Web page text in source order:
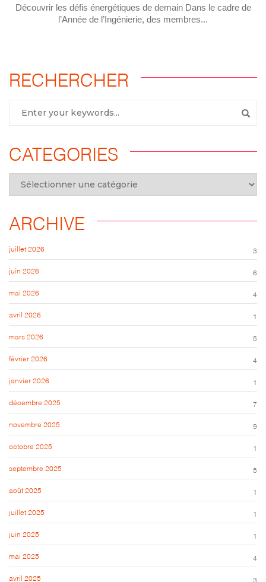
Découvrir les défis énergétiques de demain Dans le cadre de
l’Année de l’Ingénierie, des membres...
RECHERCHER
CATEGORIES
ARCHIVE
juillet 2026 3
juin 2026 6
mai 2026 4
avril 2026 1
mars 2026 5
février 2026 4
janvier 2026 1
décembre 2025 7
novembre 2025 9
octobre 2025 1
septembre 2025 5
août 2025 1
juillet 2025 1
juin 2025 1
mai 2025 4
avril 2025 3